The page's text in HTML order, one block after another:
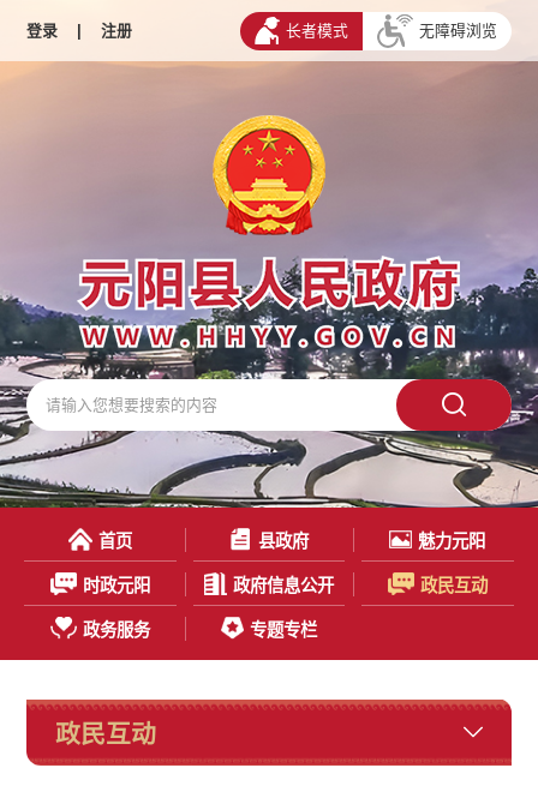
登录 | 注册 长者模式 无障碍浏览
首页 县政府 魅力元阳
时政元阳 政府信息公开 政民互动
政务服务 专题专栏
政民互动